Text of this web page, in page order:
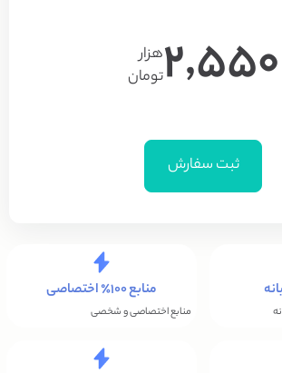
2,550هزار
تومان
ثبت سفارش
منابع ۱۰۰٪ اختصاصی
منابع اختصاصی و شخصی